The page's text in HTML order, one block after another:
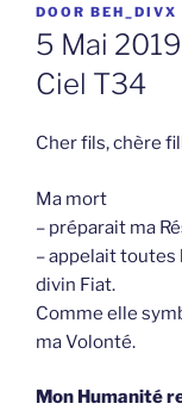
GEPLAATST
OP
DOOR BEH_DIVX
5 Mai
Ciel T34
Cher fils, chère
Ma mort
– préparait ma
– appelait toutes
divin Fiat.
Comme elle
ma Volonté.
Mon Humanité